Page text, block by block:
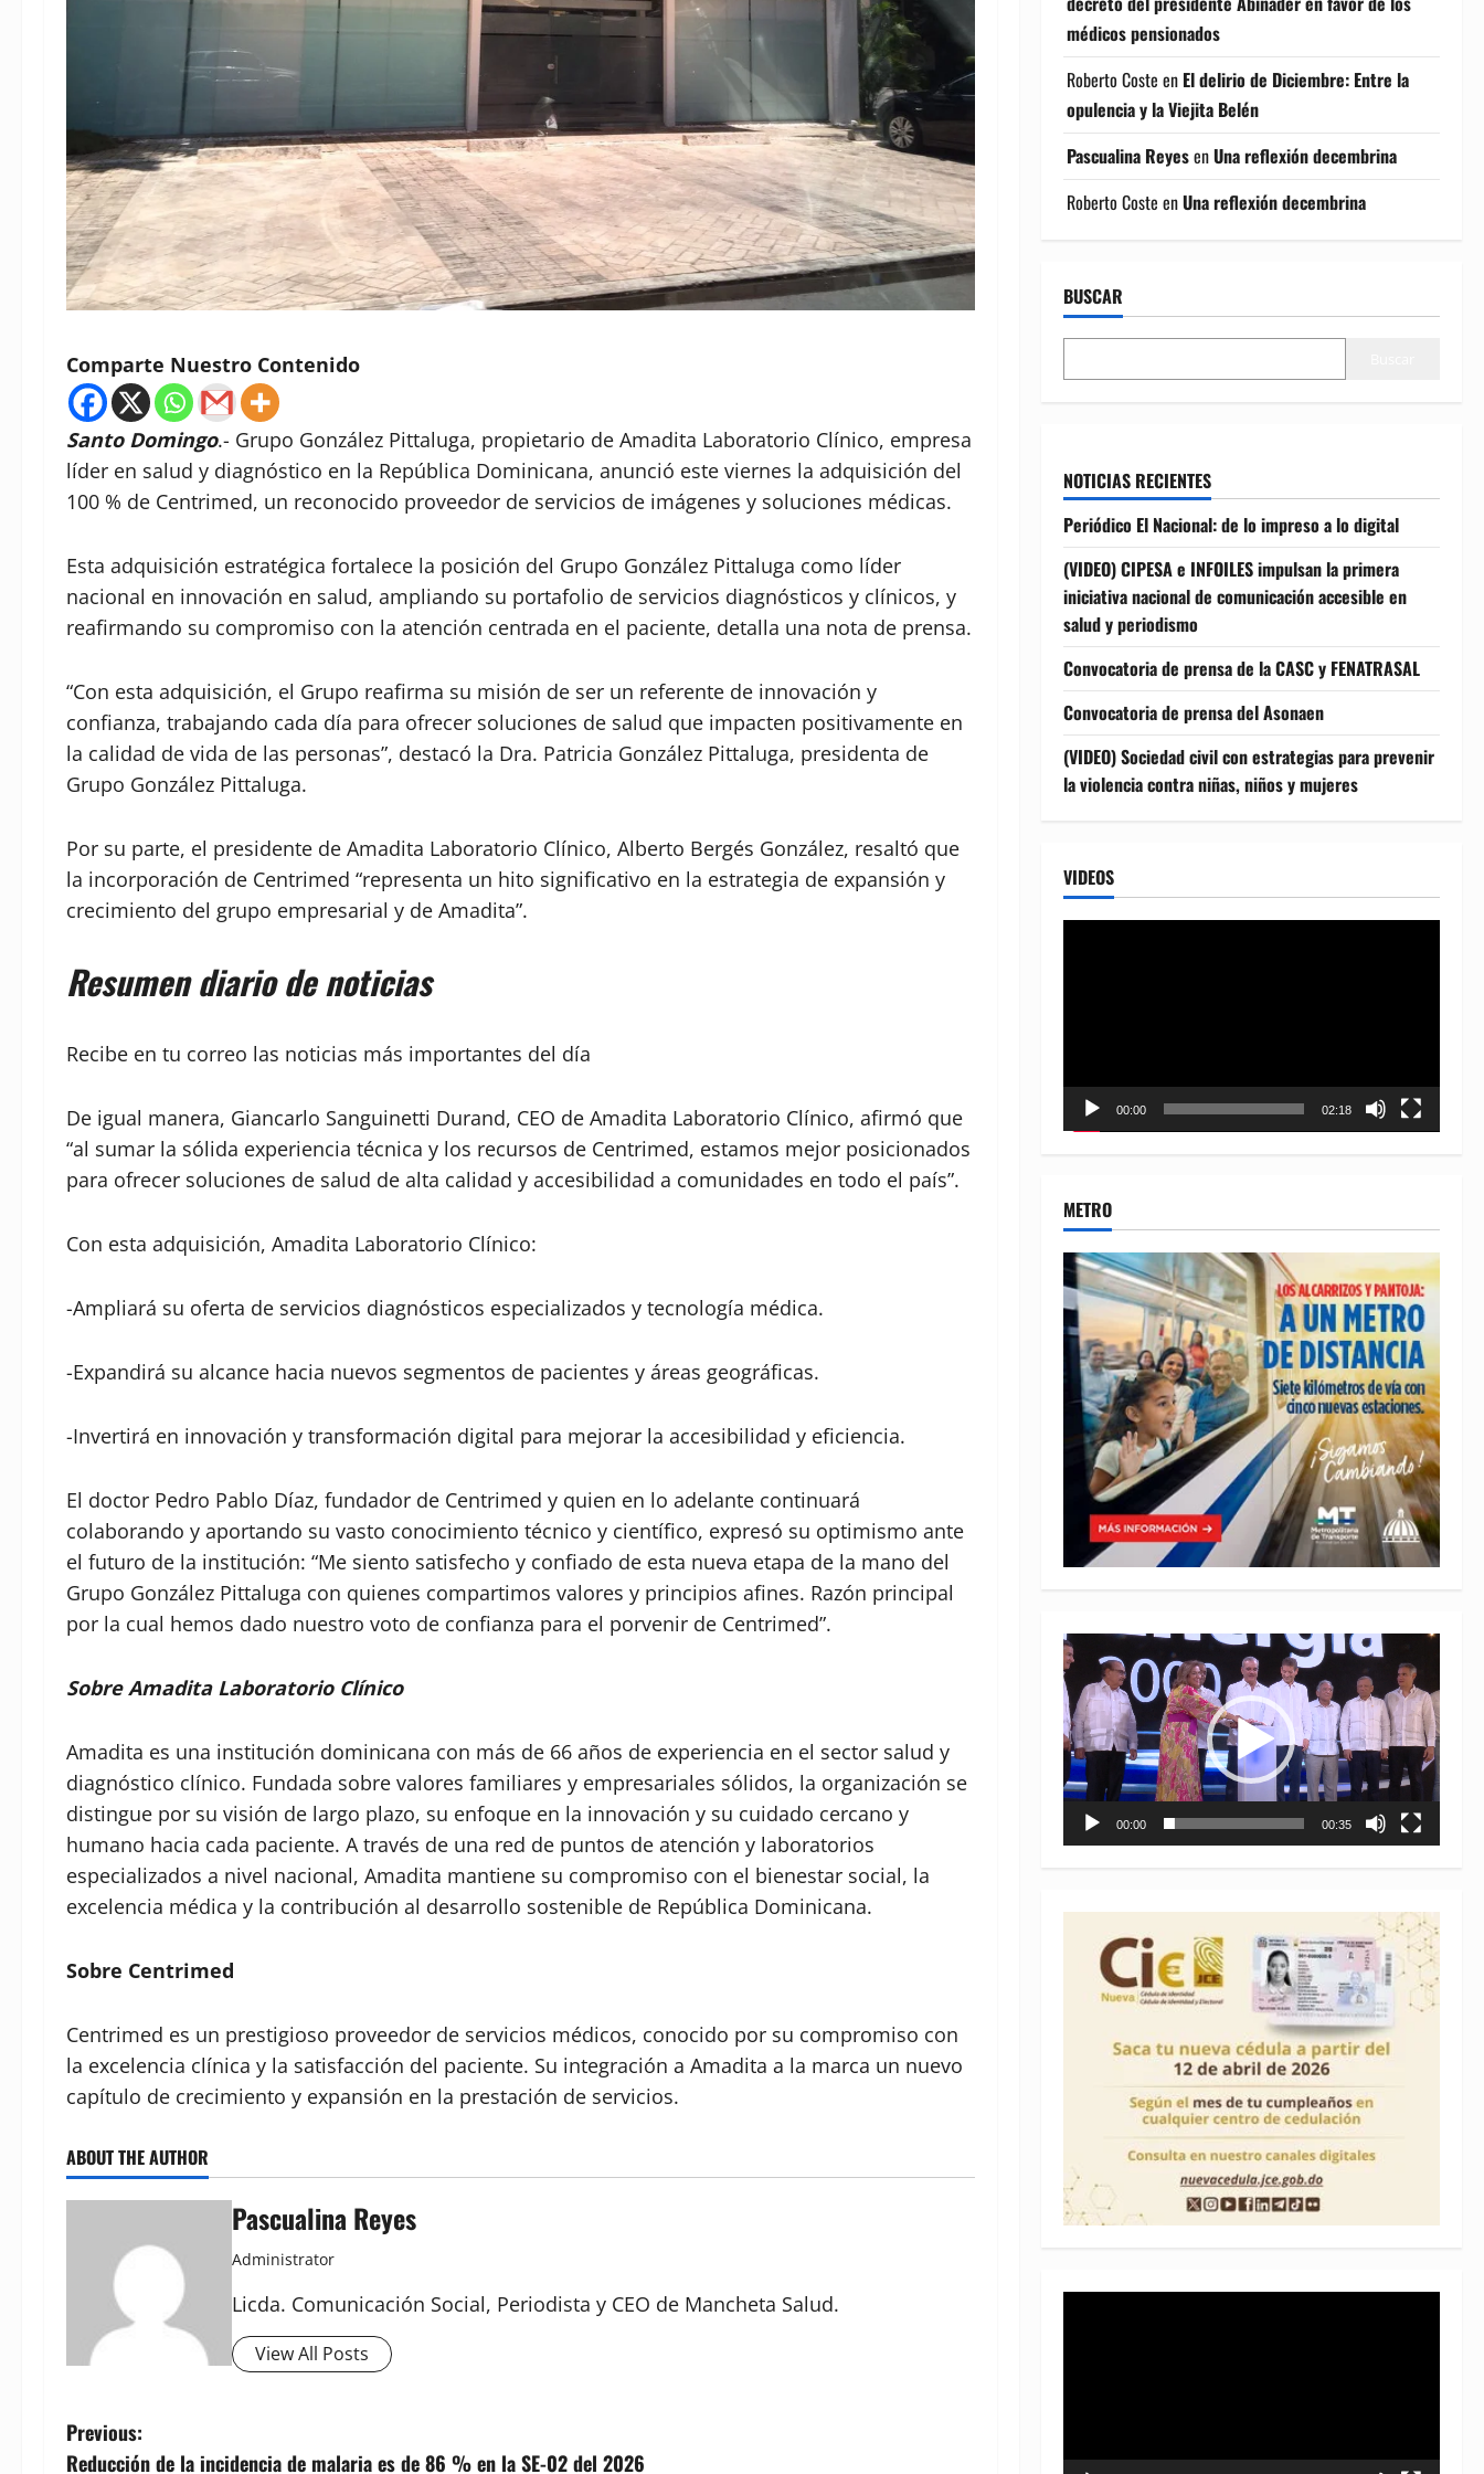
Comparte Nuestro Contenido
Santo Domingo.- Grupo González Pittaluga, propietario de Amadita Laboratorio Clínico, empresa
líder en salud y diagnóstico en la República Dominicana, anunció este viernes la adquisición del
100 % de Centrimed, un reconocido proveedor de servicios de imágenes y soluciones médicas.
Esta adquisición estratégica fortalece la posición del Grupo González Pittaluga como líder
nacional en innovación en salud, ampliando su portafolio de servicios diagnósticos y clínicos, y
reafirmando su compromiso con la atención centrada en el paciente, detalla una nota de prensa.
“Con esta adquisición, el Grupo reafirma su misión de ser un referente de innovación y
confianza, trabajando cada día para ofrecer soluciones de salud que impacten positivamente en
la calidad de vida de las personas”, destacó la Dra. Patricia González Pittaluga, presidenta de
Grupo González Pittaluga.
Por su parte, el presidente de Amadita Laboratorio Clínico, Alberto Bergés González, resaltó que
la incorporación de Centrimed “representa un hito significativo en la estrategia de expansión y
crecimiento del grupo empresarial y de Amadita”.
Resumen diario de noticias
Recibe en tu correo las noticias más importantes del día
De igual manera, Giancarlo Sanguinetti Durand, CEO de Amadita Laboratorio Clínico, afirmó que
“al sumar la sólida experiencia técnica y los recursos de Centrimed, estamos mejor posicionados
para ofrecer soluciones de salud de alta calidad y accesibilidad a comunidades en todo el país”.
Con esta adquisición, Amadita Laboratorio Clínico:
-Ampliará su oferta de servicios diagnósticos especializados y tecnología médica.
-Expandirá su alcance hacia nuevos segmentos de pacientes y áreas geográficas.
-Invertirá en innovación y transformación digital para mejorar la accesibilidad y eficiencia.
El doctor Pedro Pablo Díaz, fundador de Centrimed y quien en lo adelante continuará
colaborando y aportando su vasto conocimiento técnico y científico, expresó su optimismo ante
el futuro de la institución: “Me siento satisfecho y confiado de esta nueva etapa de la mano del
Grupo González Pittaluga con quienes compartimos valores y principios afines. Razón principal
por la cual hemos dado nuestro voto de confianza para el porvenir de Centrimed”.
Sobre Amadita Laboratorio Clínico
Amadita es una institución dominicana con más de 66 años de experiencia en el sector salud y
diagnóstico clínico. Fundada sobre valores familiares y empresariales sólidos, la organización se
distingue por su visión de largo plazo, su enfoque en la innovación y su cuidado cercano y
humano hacia cada paciente. A través de una red de puntos de atención y laboratorios
especializados a nivel nacional, Amadita mantiene su compromiso con el bienestar social, la
excelencia médica y la contribución al desarrollo sostenible de República Dominicana.
Sobre Centrimed
Centrimed es un prestigioso proveedor de servicios médicos, conocido por su compromiso con
la excelencia clínica y la satisfacción del paciente. Su integración a Amadita a la marca un nuevo
capítulo de crecimiento y expansión en la prestación de servicios.
ABOUT THE AUTHOR
Pascualina Reyes
Administrator
Licda. Comunicación Social, Periodista y CEO de Mancheta Salud.
View All Posts
P
Previous:
Reducción de la incidencia de malaria es de 86 % en la SE-02 del 2026
médicos pensionados
Roberto Coste en El delirio de Diciembre: Entre la
opulencia y la Viejita Belén
Pascualina ReyesenUna reflexión decembrina
Roberto Coste enUna reflexión decembrina
BUSCAR
NOTICIAS RECIENTES
Periódico El Nacional: de lo impreso a lo digital
(VIDEO) CIPESA e INFOILES impulsan la primera
iniciativa nacional de comunicación accesible en
salud y periodismo
Convocatoria de prensa de la CASC y FENATRASAL
Convocatoria de prensa del Asonaen
(VIDEO) Sociedad civil con estrategias para prevenir
la violencia contra niñas, niños y mujeres
VIDEOS
00:00 02:18
METRO
Reproductor
de
vídeo
00:00 00:35